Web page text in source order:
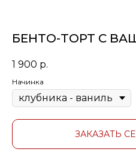
БЕНТО-ТОРТ С
1 900 р.
Начинка
ЗАКАЗАТЬ